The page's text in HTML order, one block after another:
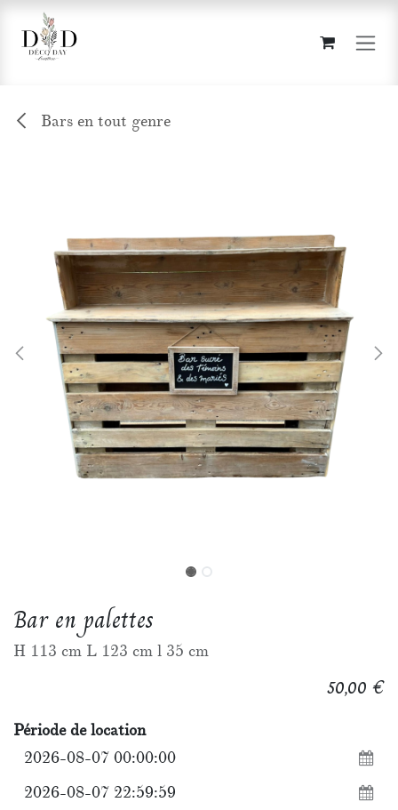
Se rendre au contenu
Bars en tout genre
Bar en palettes
H 113 cm L 123 cm l 35 cm
50,00 €
Période de location